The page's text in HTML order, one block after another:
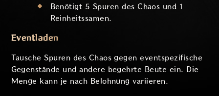
Benötigt 5 Spuren des Chaos und 1
Reinheitssamen.
Eventladen
Tausche Spuren des Chaos gegen eventspezifische
Gegenstände und andere begehrte Beute ein. Die
Menge kann je nach Belohnung variieren.